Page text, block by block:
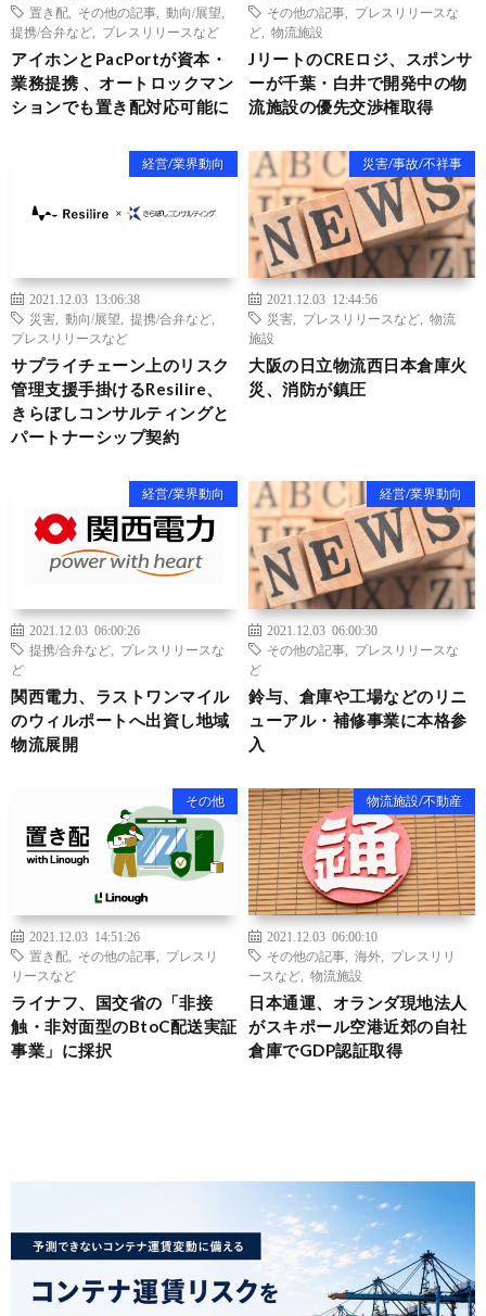
置き配
その他の記事 動向/展望
提携/合弁など
プレスリリースなど
アイホンとPacPortが資本・
業務提携 、オートロックマン
ションでも置き配対応可能に
その他の記事
プレスリリースな
ど
物流施設
JリートのCREロジ、スポンサ
ーが千葉・白井で開発中の物
流施設の優先交渉権取得
経営/業界動向
2021.12.03 13:06:38
災害
動向/展望 提携/合弁など
プレスリリースなど
サプライチェーン上のリスク
管理支援手掛けるResilire、
きらぼしコンサルティングと
パートナーシップ契約
災害/事故/不祥事
2021.12.03 12:44:56
災害
プレスリリースなど
物流
施設
大阪の日立物流西日本倉庫火
災、消防が鎮圧
経営/業界動向
2021.12.03 06:00:26
提携/合弁など
プレスリリースな
ど
関西電力、ラストワンマイル
のウィルポートへ出資し地域
物流展開
経営/業界動向
2021.12.03 06:00:30
その他の記事
プレスリリースな
ど
鈴与、倉庫や工場などのリニ
ューアル・補修事業に本格参
入
その他
2021.12.03 14:51:26
置き配
その他の記事
プレスリ
リースなど
ライナフ、国交省の「非接
触・非対面型のBtoC配送実証
事業」に採択
物流施設/不動産
2021.12.03 06:00:10
その他の記事
海外
プレスリリ
ースなど
物流施設
日本通運、オランダ現地法人
がスキポール空港近郊の自社
倉庫でGDP認証取得